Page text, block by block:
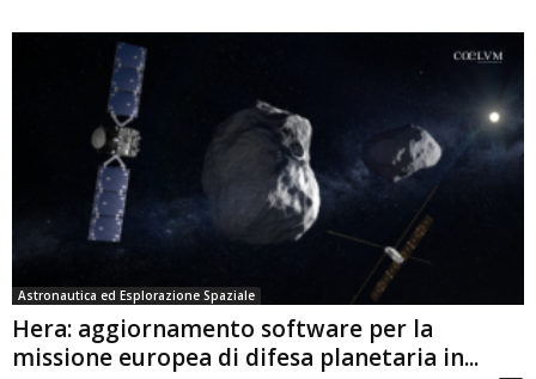
Astronautica ed Esplorazione Spaziale
Hera: aggiornamento software per la
missione europea di difesa planetaria in...